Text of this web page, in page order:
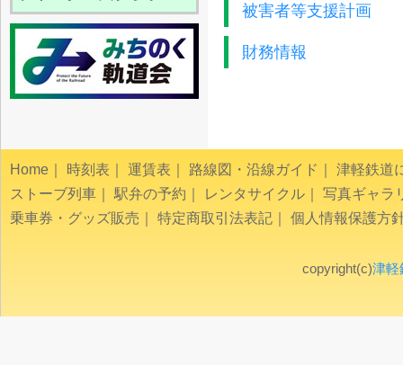
被害者等支援計画
財務情報
Home 時刻表 運賃表 路線図・沿線ガイド
津軽鉄道
ストーブ列車
駅弁の予約 レンタサイクル
写真ギャラ
乗車券・グッズ販売
特定商取引法表記 個人情報保護方
copyright(c)津軽